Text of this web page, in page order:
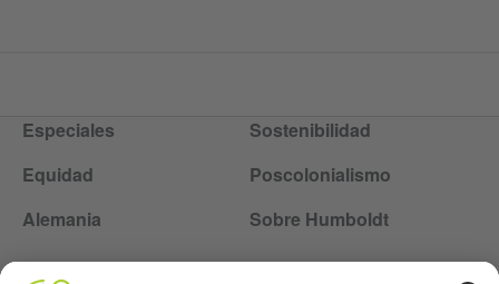
Especiales
Sostenibilidad
Equidad
Poscolonialismo
Alemania
Sobre Humboldt